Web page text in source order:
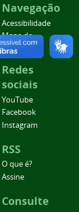
Navegação
Acessibilidade
Mapa do
site
Redes
sociais
YouTube
Facebook
Instagram
RSS
O que é?
Assine
Consulte